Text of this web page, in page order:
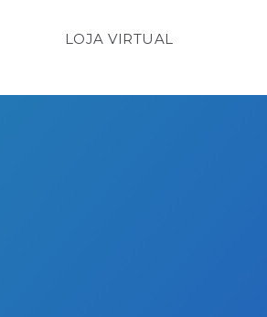
LOJA VIRTUAL